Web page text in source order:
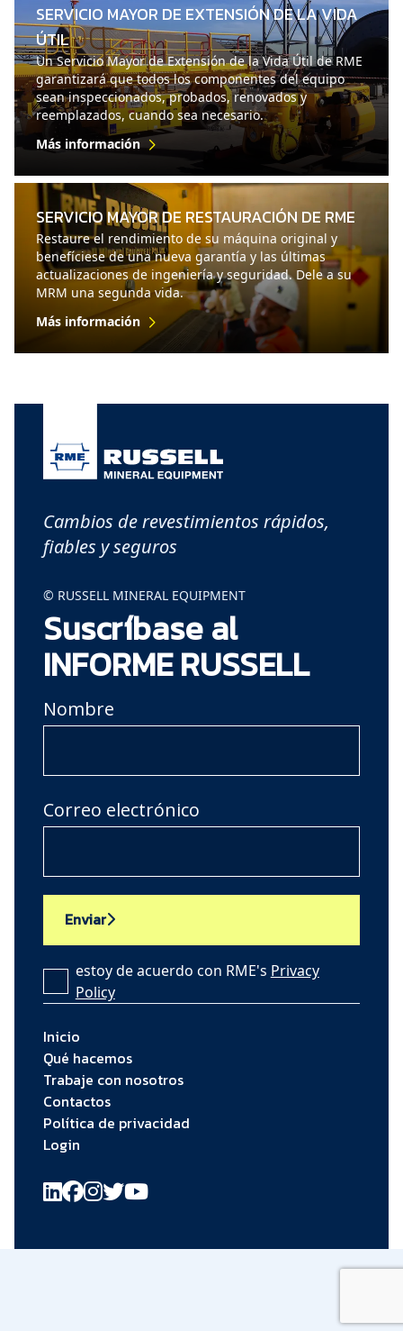
SERVICIO MAYOR DE EXTENSIÓN DE LA VIDA
ÚTIL
Un Servicio Mayor de Extensión de la Vida Útil de RME
garantizará que todos los componentes del equipo
sean inspeccionados, probados, renovados y
reemplazados, cuando sea necesario.
Más información
SERVICIO MAYOR DE RESTAURACIÓN DE RME
Restaure el rendimiento de su máquina original y
benefíciese de una nueva garantía y las últimas
actualizaciones de ingeniería y seguridad. Dele a su
MRM una segunda vida.
Más información
Cambios de revestimientos rápidos,
fiables y seguros
© RUSSELL MINERAL EQUIPMENT
Suscríbase al
INFORME RUSSELL
Nombre
Correo electrónico
Enviar
estoy de acuerdo con RME's Privacy
Policy
Inicio
Qué hacemos
Trabaje con nosotros
Contactos
Política de privacidad
Login